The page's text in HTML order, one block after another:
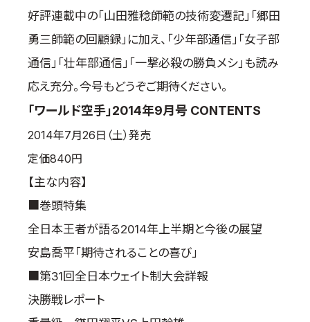
好評連載中の「山田雅稔師範の技術変遷記」「郷田
勇三師範の回顧録」に加え、「少年部通信」「女子部
通信」「壮年部通信」「一撃必殺の勝負メシ」も読み
応え充分。今号もどうぞご期待ください。
「ワールド空手」2014年9月号 CONTENTS
2014年7月26日（土）発売
定価840円
【主な内容】
■巻頭特集
全日本王者が語る2014年上半期と今後の展望
安島喬平「期待されることの喜び」
■第31回全日本ウェイト制大会詳報
決勝戦レポート